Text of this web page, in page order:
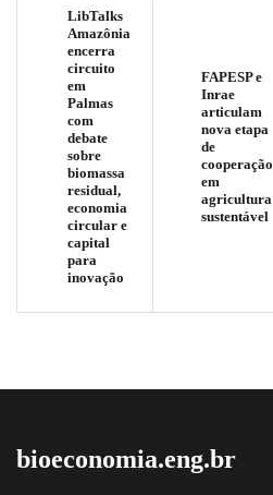
LibTalks
Amazônia
encerra
circuito
em
Palmas
com
debate
sobre
biomassa
residual,
economia
circular e
capital
para
inovação
FAPESP e
Inrae
articulam
nova etapa
de
cooperação
em
agricultura
sustentável
bioeconomia.eng.br